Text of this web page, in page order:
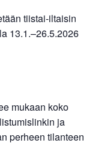
tiistai-iltaisin
13.1.–26.5.2026
mukaan koko
ja
perheen tilanteen